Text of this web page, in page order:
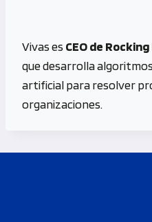
Vivas es CEO de
que desarrolla
artificial para resolver
organizaciones.